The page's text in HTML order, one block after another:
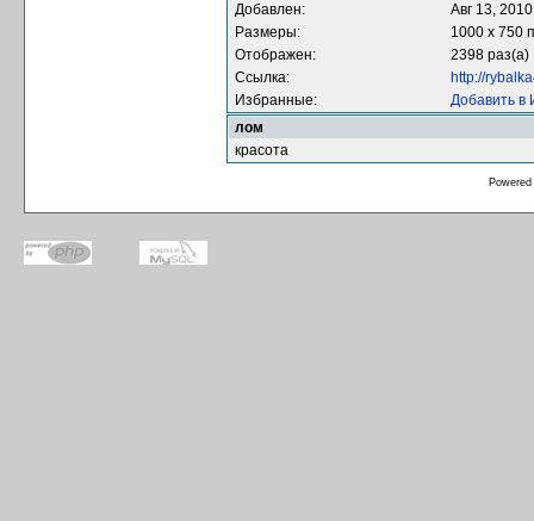
Добавлен:
Авг 13, 2010
Размеры:
1000 x 750
Отображен:
2398 раз(а)
Ссылка:
http://
Избранные:
Добавить в
лом
красота